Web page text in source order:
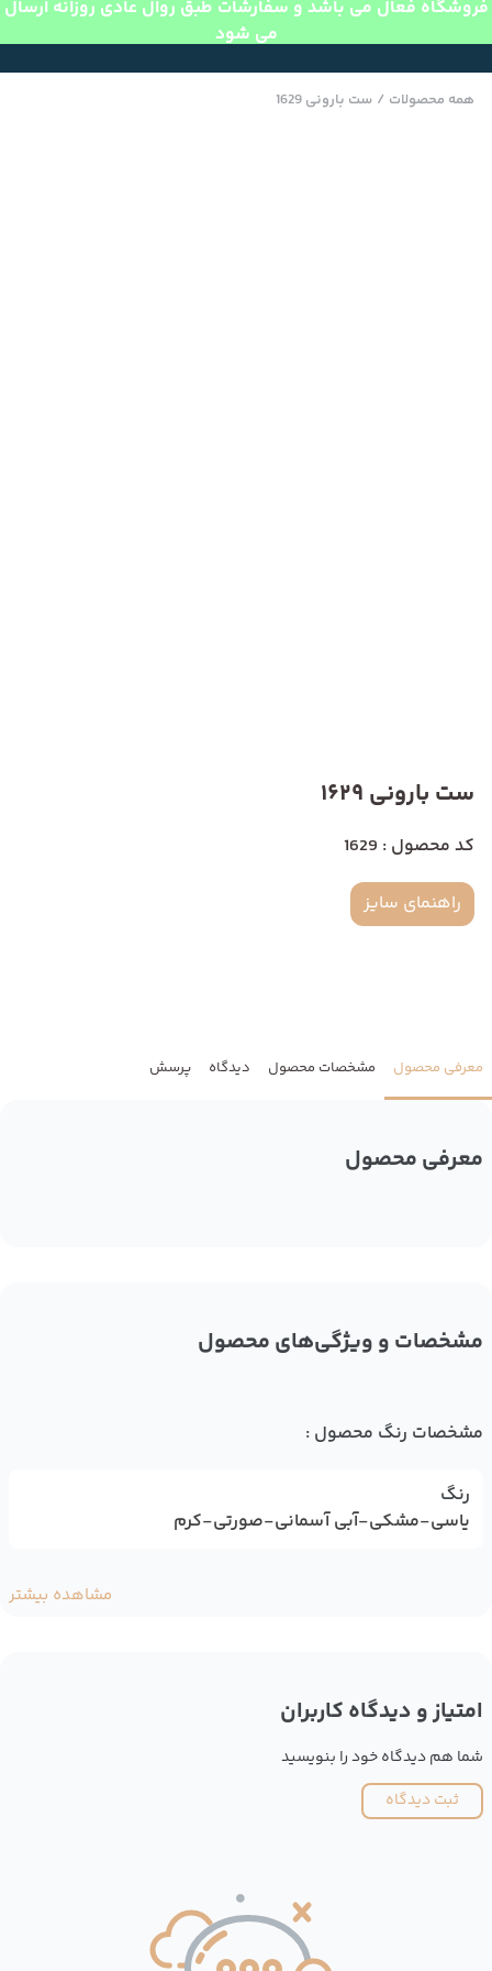
فروشگاه فعال می باشد و سفارشات طبق روال عادی روزانه ارسال
می شود
همه محصولات / ست بارونی 1629
ست بارونی 1629
کد محصول : 1629
راهنمای سایز
معرفی محصول مشخصات محصول دیدگاه پرسش
معرفی محصول
مشخصات و ویژگی‌های محصول
مشخصات رنگ محصول :
رنگ
یاسی-مشکی-آبی آسمانی-صورتی-کرم
مشاهده بیشتر
امتیاز و دیدگاه کاربران
شما هم دیدگاه خود را بنویسید
ثبت دیدگاه